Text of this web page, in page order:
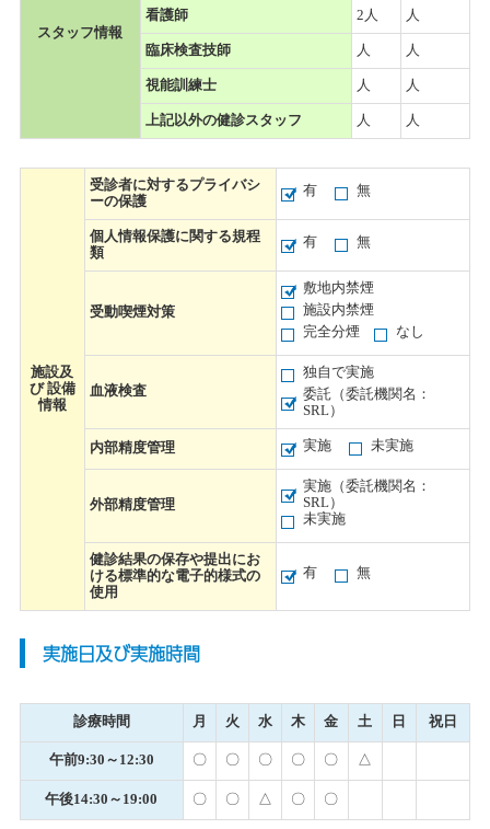
スタッフ情報
看護師 2人 人
臨床検査技師 人 人
視能訓練士 人 人
上記以外の健診スタッフ 人 人
施設及
び 設備
情報
受診者に対するプライバシ
ーの保護
有 無
個人情報保護に関する規程
類
有 無
受動喫煙対策
敷地内禁煙
施設内禁煙
完全分煙
なし
血液検査
独自で実施
委託（委託機関名：
SRL）
内部精度管理 実施 未実施
外部精度管理
実施（委託機関名：
SRL）
未実施
健診結果の保存や提出にお
ける標準的な電子的様式の
使用
有 無
実施日及び実施時間
診療時間 月 火 水 木 金 土 日 祝日
午前9:30～12:30 〇 〇 〇 〇 〇 △
午後14:30～19:00 〇 〇 △ 〇 〇